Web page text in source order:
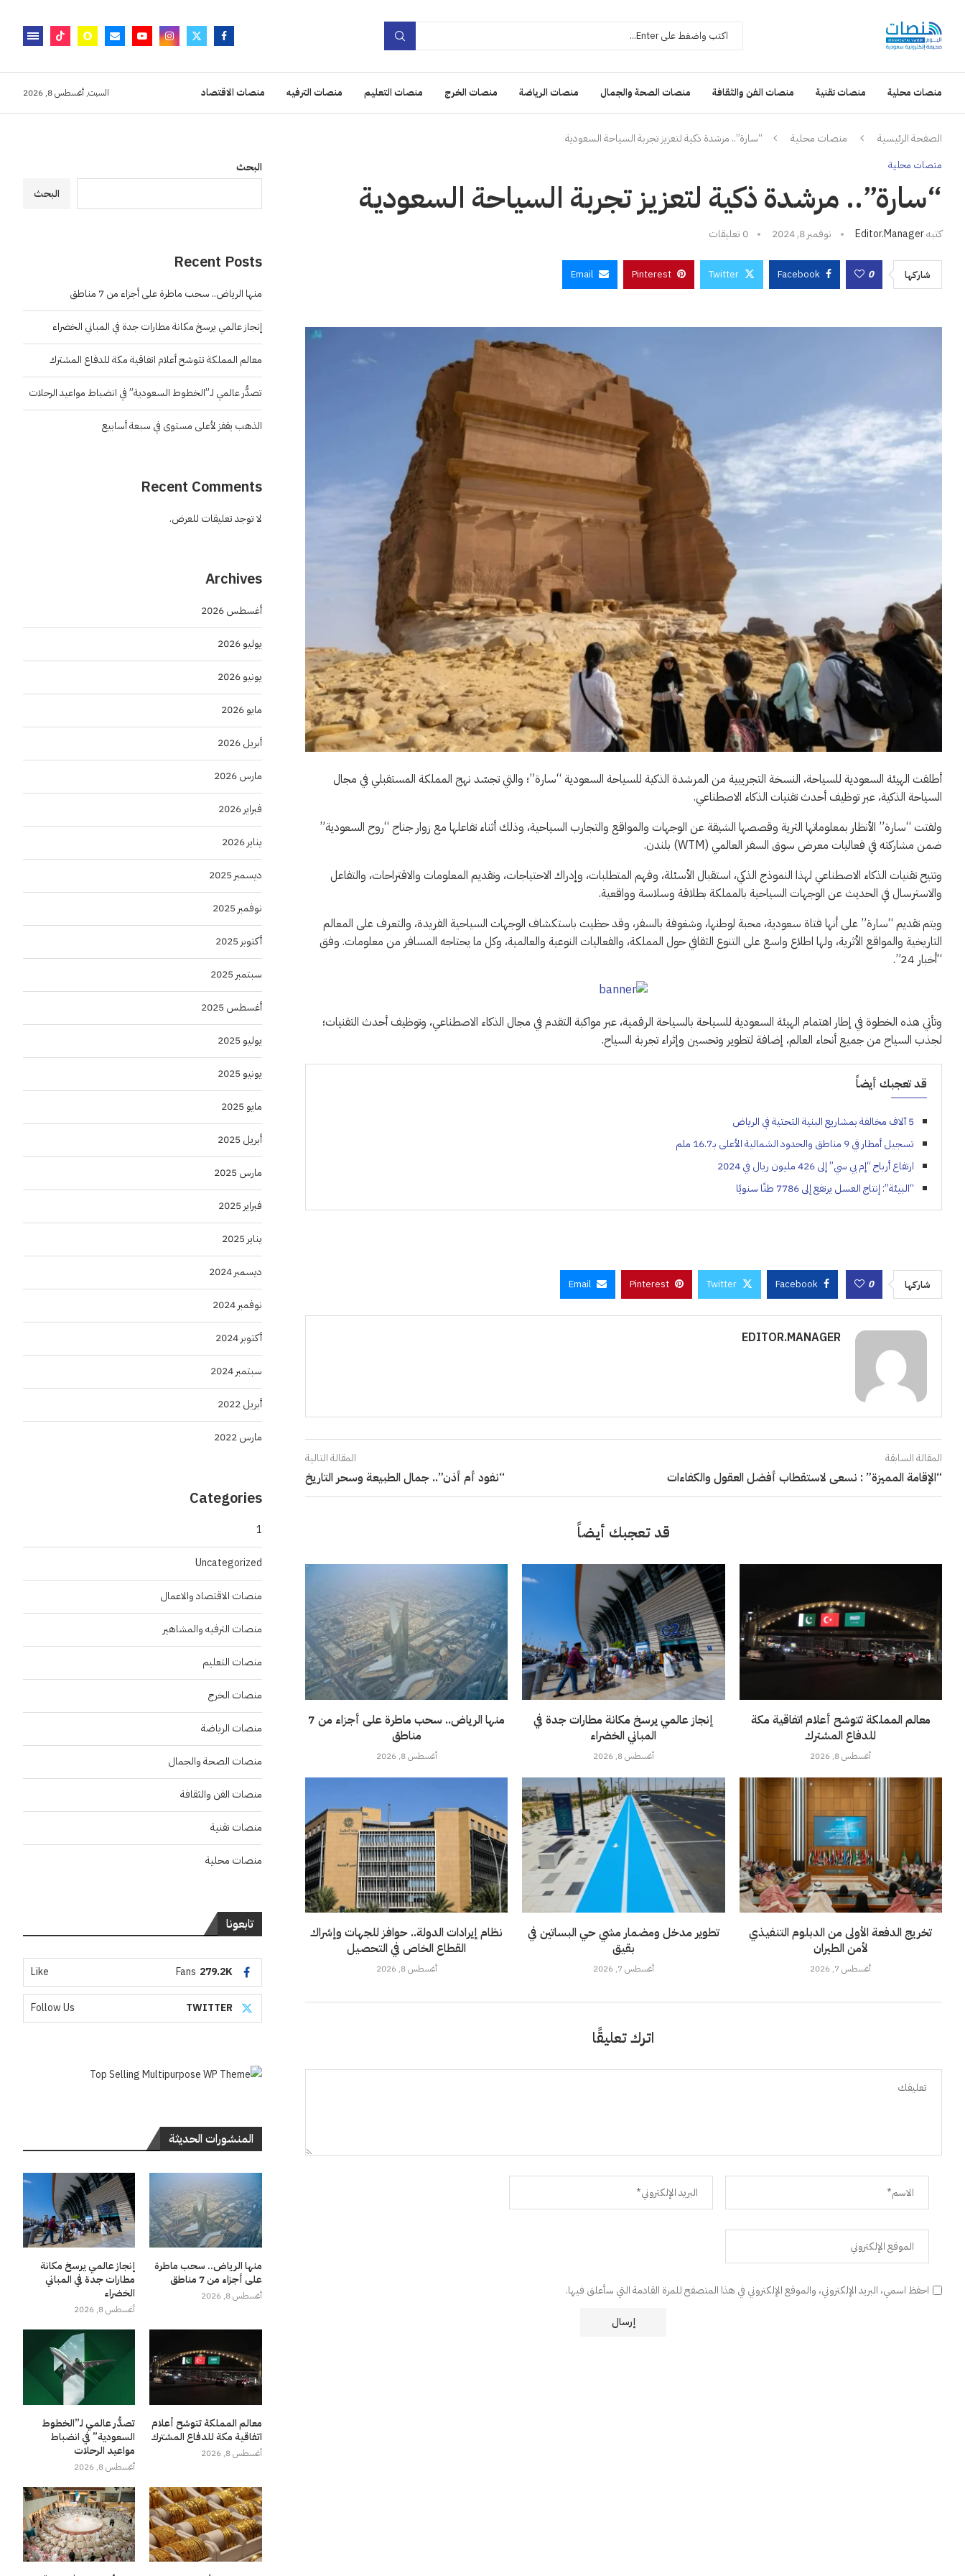
منصات محلية منصات تقنية منصات الفن والثقافة منصات الصحة والجمال منصات الرياضة منصات الخرج منصات التعليم منصات الترفيه منصات الاقتصاد السبت, أغسطس 8, 2026
الصفحة الرئيسية منصات محلية “سارة”.. مرشدة ذكية لتعزيز تجربة السياحة السعودية
منصات محلية
“سارة”.. مرشدة ذكية لتعزيز تجربة السياحة السعودية
كتبهEditor.manager نوفمبر 8, 2024 0 تعليقات
شاركها 0
Facebook
Twitter
Pinterest
Email
أطلقت الهيئة السعودية للسياحة، النسخة التجريبية من المرشدة الذكية للسياحة السعودية “سارة”؛ والتي تجسّد نهج المملكة المستقبلي في مجال
السياحة الذكية، عبر توظيف أحدث تقنيات الذكاء الاصطناعي.
ولفتت “سارة” الأنظار بمعلوماتها الثرية وقصصها الشيقة عن الوجهات والمواقع والتجارب السياحية، وذلك أثناء تفاعلها مع زوار جناح “روح السعودية”
ضمن مشاركته في فعاليات معرض سوق السفر العالمي (WTM) بلندن.
وتتيح تقنيات الذكاء الاصطناعي لهذا النموذج الذكي، استقبال الأسئلة، وفهم المتطلبات، وإدراك الاحتياجات، وتقديم المعلومات والاقتراحات، والتفاعل
والاسترسال في الحديث عن الوجهات السياحية بالمملكة بطلاقة وسلاسة وواقعية.
ويتم تقديم “سارة” على أنها فتاة سعودية، محبة لوطنها، وشغوفة بالسفر، وقد حظيت باستكشاف الوجهات السياحية الفريدة، والتعرف على المعالم
التاريخية والمواقع الأثرية، ولها اطلاع واسع على التنوع الثقافي حول المملكة، والفعاليات النوعية والعالمية، وكل ما يحتاجه المسافر من معلومات. وفق
“أخبار 24”.
وتأتي هذه الخطوة في إطار اهتمام الهيئة السعودية للسياحة بالسياحة الرقمية، عبر مواكبة التقدم في مجال الذكاء الاصطناعي، وتوظيف أحدث التقنيات؛
لجذب السياح من جميع أنحاء العالم، إضافة لتطوير وتحسين وإثراء تجربة السياح.
قد تعجبك أيضاً
5 آلاف مخالفة بمشاريع البنية التحتية في الرياض
تسجيل أمطار في 9 مناطق والحدود الشمالية الأعلى بـ16.7 ملم
ارتفاع أرباح “إم بي سي” إلى 426 مليون ريال في 2024
“البيئة”: إنتاج العسل يرتفع إلى 7786 طنًا سنويًا
شاركها 0
Facebook
Twitter
Pinterest
Email
EDITOR.MANAGER
المقالة السابقة
“الإقامة المميزة” : نسعى لاستقطاب أفضل العقول والكفاءات
المقالة التالية
“نفود أم أذن”.. جمال الطبيعة وسحر التاريخ
قد تعجبك أيضاً
منها الرياض.. سحب ماطرة على أجزاء من 7
مناطق
أغسطس 8, 2026
إنجاز عالمي يرسخ مكانة مطارات جدة في
المباني الخضراء
أغسطس 8, 2026
معالم المملكة تتوشح أعلام اتفاقية مكة
للدفاع المشترك
أغسطس 8, 2026
نظام إيرادات الدولة.. حوافز للجهات وإشراك
القطاع الخاص في التحصيل
أغسطس 8, 2026
تطوير مدخل ومضمار مشي حي البساتين في
بقيق
أغسطس 7, 2026
تخريج الدفعة الأولى من الدبلوم التنفيذي
لأمن الطيران
أغسطس 7, 2026
اترك تعليقًا
احفظ اسمي، البريد الإلكتروني، والموقع الإلكتروني في هذا المتصفح للمرة القادمة التي سأعلق فيها.
البحث
البحث
Recent Posts
منها الرياض.. سحب ماطرة على أجزاء من 7 مناطق
إنجاز عالمي يرسخ مكانة مطارات جدة في المباني الخضراء
معالم المملكة تتوشح أعلام اتفاقية مكة للدفاع المشترك
تصدُّر عالمي لـ”الخطوط السعودية” في انضباط مواعيد الرحلات
الذهب يقفز لأعلى مستوى في سبعة أسابيع
Recent Comments
لا توجد تعليقات للعرض.
Archives
أغسطس 2026
يوليو 2026
يونيو 2026
مايو 2026
أبريل 2026
مارس 2026
فبراير 2026
يناير 2026
ديسمبر 2025
نوفمبر 2025
أكتوبر 2025
سبتمبر 2025
أغسطس 2025
يوليو 2025
يونيو 2025
مايو 2025
أبريل 2025
مارس 2025
فبراير 2025
يناير 2025
ديسمبر 2024
نوفمبر 2024
أكتوبر 2024
سبتمبر 2024
أبريل 2022
مارس 2022
Categories
1
Uncategorized
منصات الاقتصاد والاعمال
منصات الترفيه والمشاهير
منصات التعليم
منصات الخرج
منصات الرياضة
منصات الصحة والجمال
منصات الفن والثقافة
منصات تقنية
منصات محلية
تابعونا
279.2K
Fans
Like
TWITTER
Follow Us
المنشورات الحديثة
منها الرياض.. سحب ماطرة
على أجزاء من 7 مناطق
أغسطس 8, 2026
إنجاز عالمي يرسخ مكانة
مطارات جدة في المباني
الخضراء
أغسطس 8, 2026
معالم المملكة تتوشح أعلام
اتفاقية مكة للدفاع المشترك
أغسطس 8, 2026
تصدُّر عالمي لـ”الخطوط
السعودية” في انضباط
مواعيد الرحلات
أغسطس 8, 2026